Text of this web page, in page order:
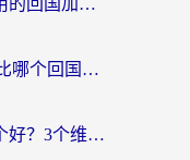
海外党必看：如何选到最好用的回国加速器？从节点到售后的全维度指南
ChickCN VPN和洞见VPN对比哪个回国效果更好？海外党亲测3款加速器+避坑指南
海外党必看：斧牛和嘀嗒哪个好？3个维度教你选对回国加速器